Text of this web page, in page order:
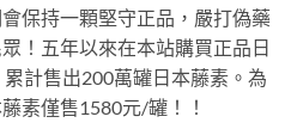
保持一顆堅守正品，嚴打偽藥
！五年以來在本站購買正品日
計售出200萬罐日本藤素。為
素僅售1580元/罐！！